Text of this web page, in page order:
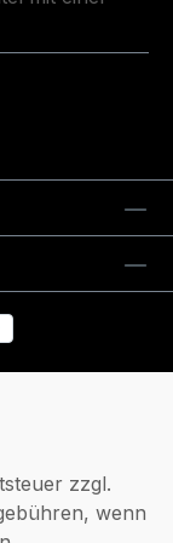
zzgl.
wenn